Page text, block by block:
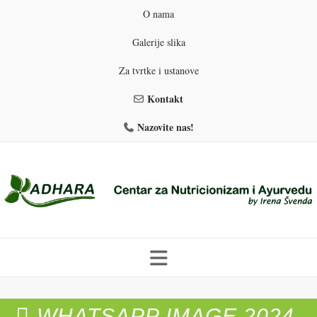
O nama
Galerije slika
Za tvrtke i ustanove
Kontakt
Nazovite nas!
to
content
PROGRAMI PREHRANE PRIRODNO MRŠAVLJENJE